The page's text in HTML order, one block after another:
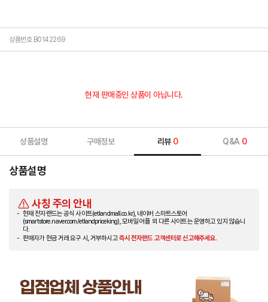
상품번호 B0142269
현재 판매중인 상품이 아닙니다.
상품설명 구매정보 리뷰 0 Q&A 0
상품설명
사칭 주의 안내
현재 전자랜드는 공식 사이트(etlandmall.co.kr), 네이버 스마트스토어
(smartstore.naver.com/etlandpriceking), 모바일 어플 외 다른 사이트는 운영하고 있지 않습니
다.
판매자가 현금 거래 요구 시, 거부하시고즉시 전자랜드 고객센터로 신고해주세요.